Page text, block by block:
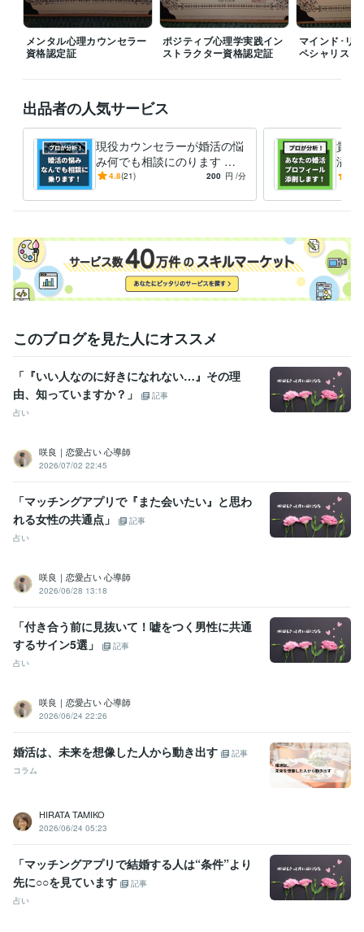
メンタル心理カウンセラー
資格認定証
ポジティブ心理学実践イン
ストラクター資格認定証
マインド･リ
ペシャリスト
出品者の人気サービス
現役カウンセラーが婚活の悩
み何でも相談にのります パ
ーティー･お見合い･LINE･デ
4.8(21) 200 円 /分
貴方
溢れ
活の
会お
このブログを見た人にオススメ
「『いい人なのに好きになれない…』その理
由、知っていますか？」
記事
占い
咲良｜恋愛占い 心導師
2026/07/02 22:45
「マッチングアプリで『また会いたい』と思わ
れる女性の共通点」
記事
占い
咲良｜恋愛占い 心導師
2026/06/28 13:18
「付き合う前に見抜いて！嘘をつく男性に共通
するサイン5選」
記事
占い
咲良｜恋愛占い 心導師
2026/06/24 22:26
婚活は、未来を想像した人から動き出す
記事
コラム
HIRATA TAMIKO
2026/06/24 05:23
「マッチングアプリで結婚する人は“条件”より
先に○○を見ています
記事
占い